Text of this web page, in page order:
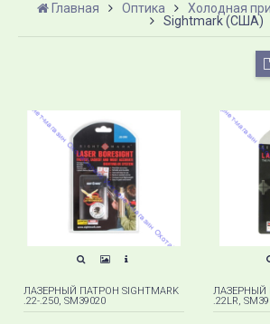
Главная Оптика
Холодная
Sightmark (США)
ЛАЗЕРНЫЙ ПАТРОН SIGHTMARK
.22-.250, SM39020
ЛАЗЕРНЫЙ
.22LR,